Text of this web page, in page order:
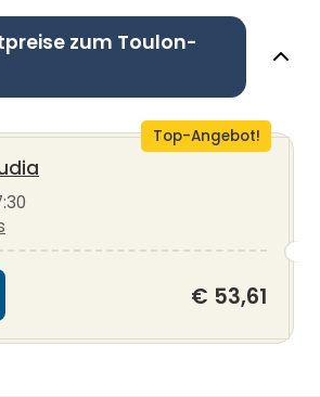
zum Toulon-
Top-Angebot!
€ 53,61